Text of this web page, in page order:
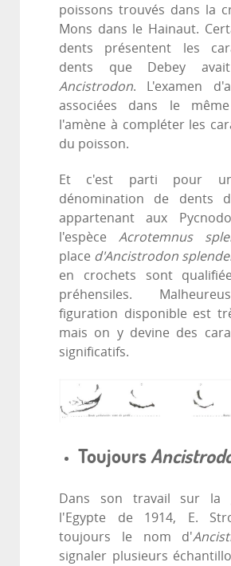
poissons trouvés dans la
Mons dans le Hainaut.
dents présentent les
dents que Debey
Ancistrodon. L'examen
associées dans le
l'amène à compléter les
du poisson.
Et c'est parti pour
dénomination de dents
appartenant aux
l'espèce Acrotemnus
place d'Ancistrodon
en crochets sont
préhensiles.
figuration disponible est
mais on y devine des
significatifs.
Toujours
Dans son travail sur la
l'Egypte de 1914, E.
toujours le nom d'
signaler plusieurs